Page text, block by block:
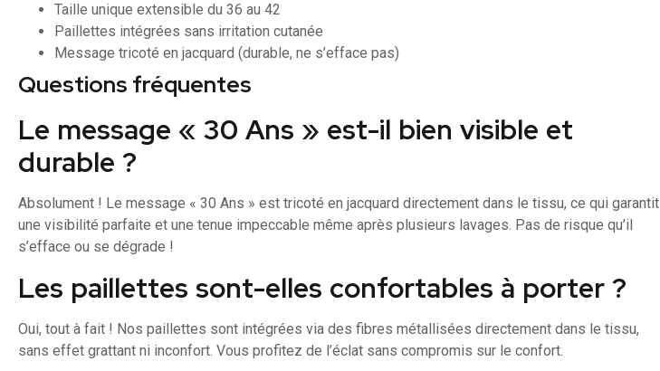
Taille unique extensible du 36 au 42
Paillettes intégrées sans irritation cutanée
Message tricoté en jacquard (durable, ne s’efface pas)
Questions fréquentes
Le message « 30 Ans » est-il bien visible et
durable ?
Absolument ! Le message « 30 Ans » est tricoté en jacquard directement dans le tissu, ce qui garantit
une visibilité parfaite et une tenue impeccable même après plusieurs lavages. Pas de risque qu’il
s’efface ou se dégrade !
Les paillettes sont-elles confortables à porter ?
Oui, tout à fait ! Nos paillettes sont intégrées via des fibres métallisées directement dans le tissu,
sans effet grattant ni inconfort. Vous profitez de l’éclat sans compromis sur le confort.